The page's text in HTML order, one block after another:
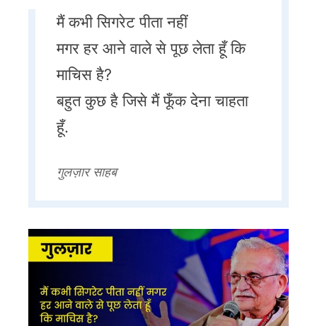
मैं कभी सिगरेट पीता नहीं
मगर हर आने वाले से पूछ लेता हूँ कि
माचिस है?
बहुत कुछ है जिसे मैं फूँक देना चाहता
हूँ.
गुलज़ार साहब